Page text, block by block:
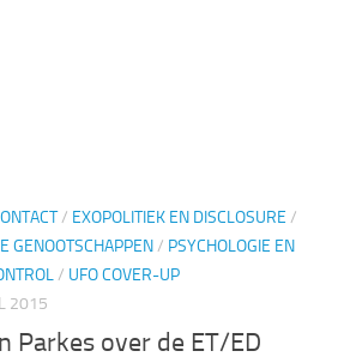
/ EXOPOLITIEK EN DISCLOSURE /
GENOOTSCHAPPEN/ PSYCHOLOGIE EN
/ UFO COVER-UP
2015
Parkes over de ET/ED